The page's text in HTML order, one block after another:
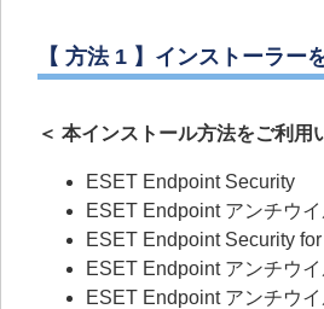
【 方法 1 】インストーラ
＜ 本インストール方法をご利用
ESET Endpoint Security
ESET Endpoint アンチウイ
ESET Endpoint Security
ESET Endpoint アンチウ
ESET Endpoint アンチウ